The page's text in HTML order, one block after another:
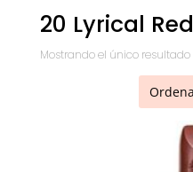
20 Lyrical Red
Mostrando el único resultado